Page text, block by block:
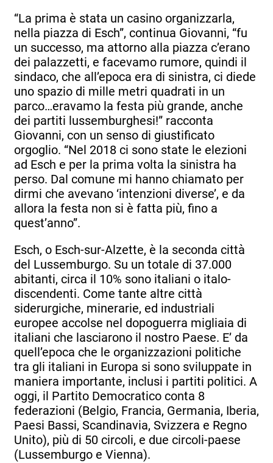
“La prima è stata un casino organizzarla,
nella piazza di Esch”, continua Giovanni, “fu
un successo, ma attorno alla piazza c’erano
dei palazzetti, e facevamo rumore, quindi il
sindaco, che all’epoca era di sinistra, ci diede
uno spazio di mille metri quadrati in un
parco…eravamo la festa più grande, anche
dei partiti lussemburghesi!” racconta
Giovanni, con un senso di giustificato
orgoglio. “Nel 2018 ci sono state le elezioni
ad Esch e per la prima volta la sinistra ha
perso. Dal comune mi hanno chiamato per
dirmi che avevano ‘intenzioni diverse’, e da
allora la festa non si è fatta più, fino a
quest’anno”.
Esch, o Esch-sur-Alzette, è la seconda città
del Lussemburgo. Su un totale di 37.000
abitanti, circa il 10% sono italiani o italo-
discendenti. Come tante altre città
siderurgiche, minerarie, ed industriali
europee accolse nel dopoguerra migliaia di
italiani che lasciarono il nostro Paese. E’ da
quell’epoca che le organizzazioni politiche
tra gli italiani in Europa si sono sviluppate in
maniera importante, inclusi i partiti politici. A
oggi, il Partito Democratico conta 8
federazioni (Belgio, Francia, Germania, Iberia,
Paesi Bassi, Scandinavia, Svizzera e Regno
Unito), più di 50 circoli, e due circoli-paese
(Lussemburgo e Vienna).